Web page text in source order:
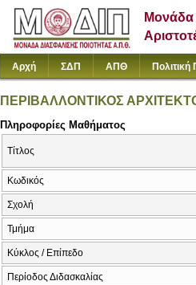
Μονάδα
Αρχή ΣΔΠ ΑΠΘ Πολιτική
ΠΕΡΙΒΑΛΛΟΝΤΙΚΟΣ
Πληροφορίες Μαθήματος
Τίτλος
Κωδικός
Σχολή
Τμήμα
Κύκλος / Επίπεδο
Περίοδος Διδασκαλίας